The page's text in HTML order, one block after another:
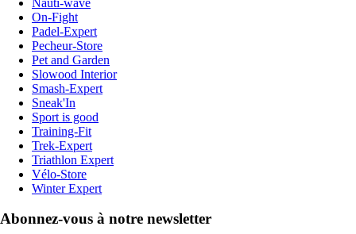
On-Fight
Padel-Expert
Pecheur-Store
Pet and Garden
Slowood Interior
Smash-Expert
Sneak'In
Sport is good
Training-Fit
Trek-Expert
Triathlon Expert
Vélo-Store
Winter Expert
Abonnez-vous à notre newsletter